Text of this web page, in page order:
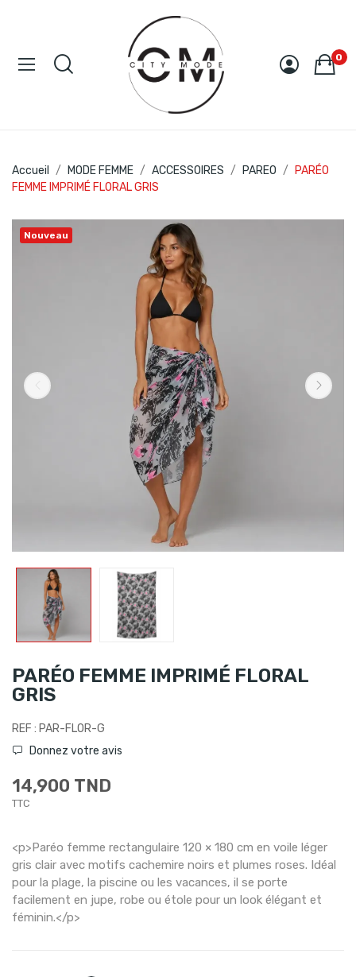
0
Accueil MODE FEMME ACCESSOIRES PAREO
PARÉO
FEMME IMPRIMÉ FLORAL GRIS
Nouveau
PARÉO FEMME IMPRIMÉ FLORAL
GRIS
REF : PAR-FLOR-G
Donnez votre avis
14,900 TND
TTC
<p>Paréo femme rectangulaire 120 × 180 cm en voile léger
gris clair avec motifs cachemire noirs et plumes roses. Idéal
pour la plage, la piscine ou les vacances, il se porte
facilement en jupe, robe ou étole pour un look élégant et
féminin.</p>